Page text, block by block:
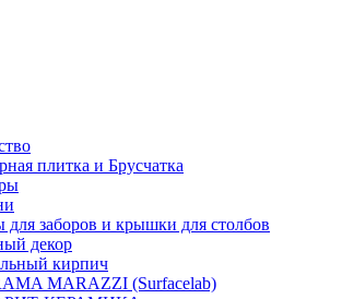
плитка и Брусчатка
для заборов и крышки для столбов
декор
кирпич